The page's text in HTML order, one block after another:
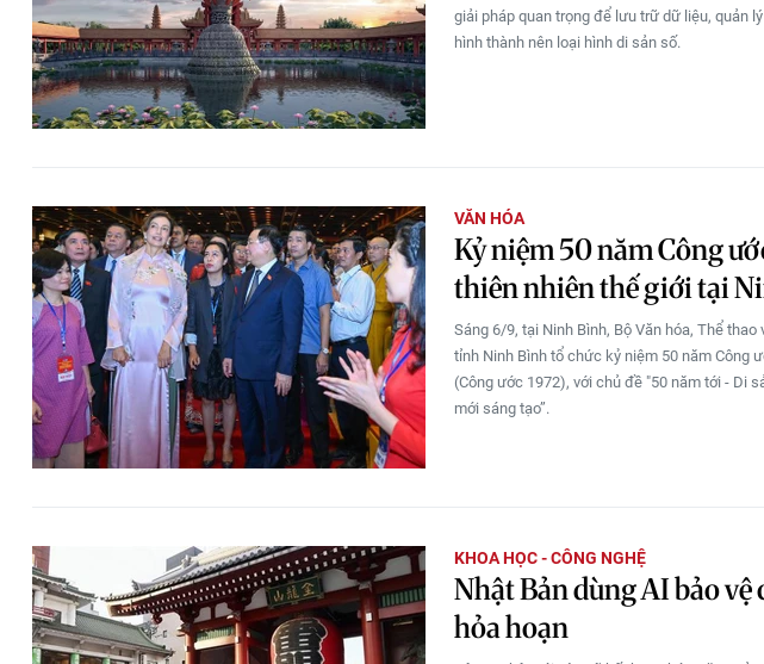
giải pháp quan trọng để lưu trữ dữ liệu, quản
hình thành nên loại hình di sản số.
VĂN HÓA
Kỷ niệm 50 năm Công
thiên nhiên thế giới tại
Sáng 6/9, tại Ninh Bình, Bộ Văn hóa, Thể
tỉnh Ninh Bình tổ chức kỷ niệm 50 năm Công
(Công ước 1972), với chủ đề "50 năm tới - Di
mới sáng tạo”.
KHOA HỌC - CÔNG NGHỆ
Nhật Bản dùng AI bảo
hỏa hoạn